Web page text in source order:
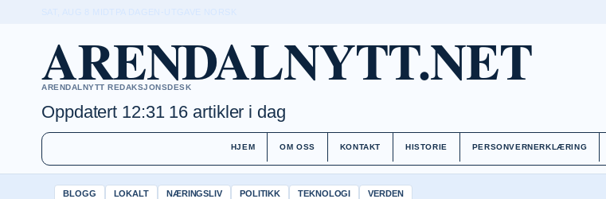
ARENDALNYTT.NET
ARENDALNYTT REDAKSJONSDESK
Oppdatert 12:31 16 artikler i dag
HJEM OM OSS KONTAKT HISTORIE PERSONVERNERKLÆRING
BLOGG LOKALT NÆRINGSLIV POLITIKK TEKNOLOGI VERDEN